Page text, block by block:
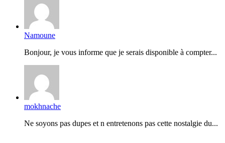
Namoune
Bonjour, je vous informe que je serais disponible à compter...
mokhnache
Ne soyons pas dupes et n entretenons pas cette nostalgie du...